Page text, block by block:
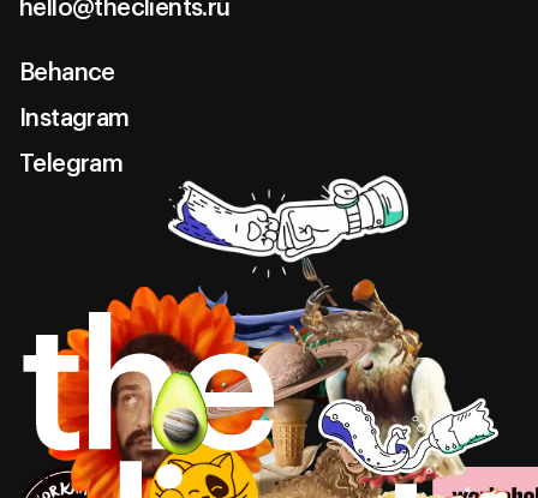
hello@theclients.ru
Behance
Behance
Instagram
Instagram
Telegram